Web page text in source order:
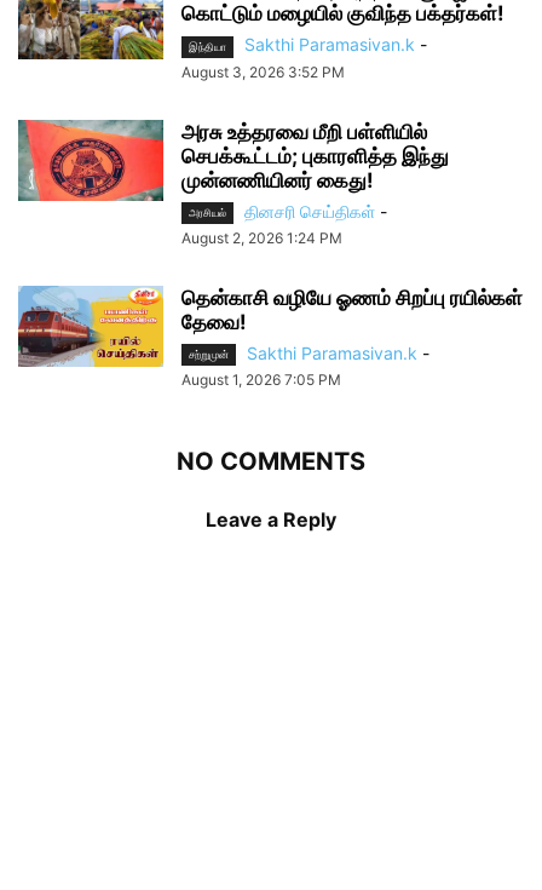
கொட்டும் மழையில் குவிந்த பக்தர்கள்!
இந்தியா Sakthi Paramasivan.k -
August 3, 2026 3:52 PM
அரசு உத்தரவை மீறி பள்ளியில்
செபக்கூட்டம்; புகாரளித்த இந்து
முன்னணியினர் கைது!
அரசியல் தினசரி செய்திகள் -
August 2, 2026 1:24 PM
தென்காசி வழியே ஓணம் சிறப்பு ரயில்கள்
தேவை!
சற்றுமுன் Sakthi Paramasivan.k -
August 1, 2026 7:05 PM
NO COMMENTS
Leave a Reply